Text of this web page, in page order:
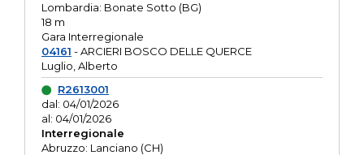
Lombardia: Bonate Sotto (BG)
18 m
Gara Interregionale
04161 - ARCIERI BOSCO DELLE QUERCE
Luglio, Alberto
R2613001
dal: 04/01/2026
al: 04/01/2026
Interregionale
Abruzzo: Lanciano (CH)